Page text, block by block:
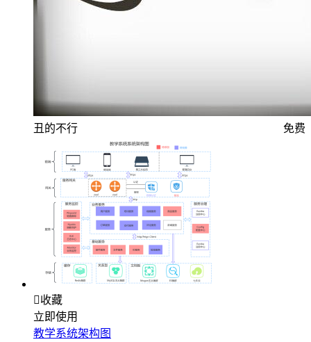
丑的不行 免费
收藏
立即使用
教学系统架构图